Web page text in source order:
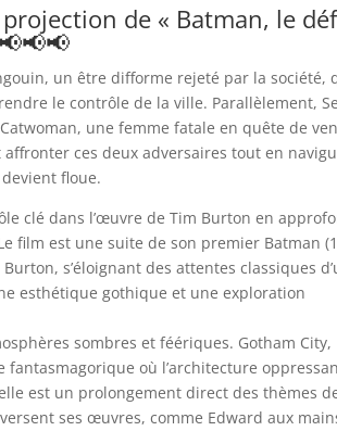
de « Batman, le
un être difforme rejeté par la société,
le contrôle de la ville. Parallèlement,
une femme fatale en quête de
ces deux adversaires tout en
floue.
clé dans l’œuvre de Tim Burton en
film est une suite de son premier Batman
s’éloignant des attentes classiques
esthétique gothique et une exploration
sombres et féériques. Gotham City,
où l’architecture
est un prolongement direct des thèmes
ses œuvres, comme Edward aux